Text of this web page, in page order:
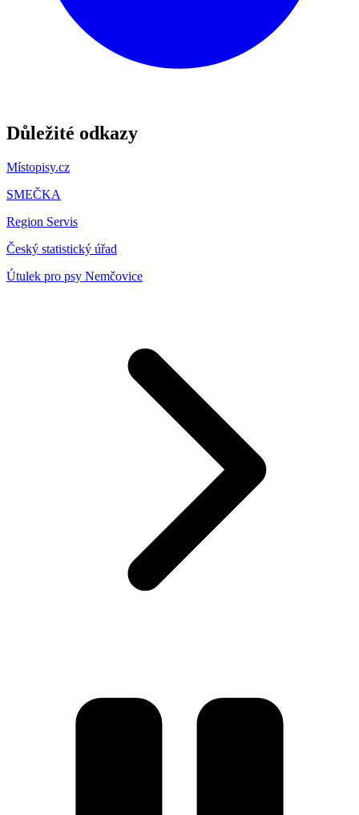
Důležité odkazy
Místopisy.cz
SMEČKA
Region Servis
Český statistický úřad
Útulek pro psy Nemčovice